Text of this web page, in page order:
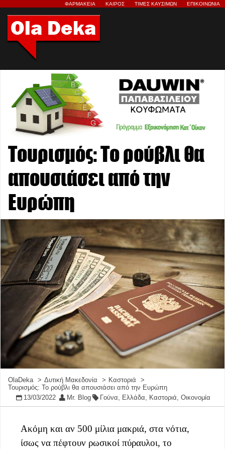
ΦΑΡΜΑΚΕΙΑ ΚΑΙΡΟΣ ΤΙΜΕΣ ΚΑΥΣΙΜΩΝ ΕΠΙΚΟΙΝΩΝΙΑ
Τουρισμός: Το ρούβλι θα
απουσιάσει από την
Ευρώπη
OlaDeka Δυτική Μακεδονία
Καστοριά
Τουρισμός: Το ρούβλι θα απουσιάσει από την Ευρώπη
13/03/2022
Mr. Blog Γούνα, Ελλάδα, Καστοριά, Οικονομία
Aκόμη και αν 500 μίλια μακριά, στα νότια,
ίσως να πέφτουν ρωσικοί πύραυλοι, το